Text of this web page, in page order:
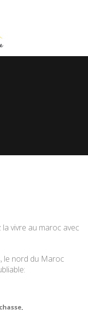
vivre au maroc avec
le nord du Maroc